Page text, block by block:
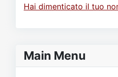
Hai dimenticato il tuo
Main Menu